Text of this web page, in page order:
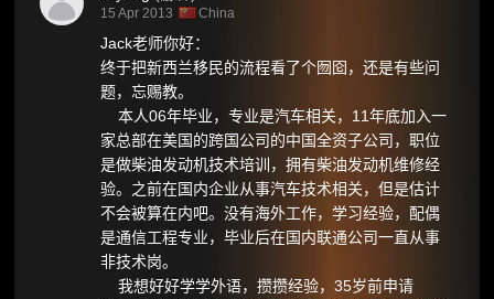
15 Apr 2013 China
Jack老师你好：
终于把新西兰移民的流程看了个囫囵，还是有些问
题，忘赐教。
本人06年毕业，专业是汽车相关，11年底加入一
家总部在美国的跨国公司的中国全资子公司，职位
是做柴油发动机技术培训，拥有柴油发动机维修经
验。之前在国内企业从事汽车技术相关，但是估计
不会被算在内吧。没有海外工作，学习经验，配偶
是通信工程专业，毕业后在国内联通公司一直从事
非技术岗。
我想好好学学外语，攒攒经验，35岁前申请